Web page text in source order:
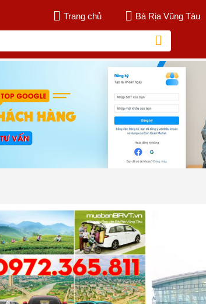
Trang chủ Bà Rịa Vũng Tàu